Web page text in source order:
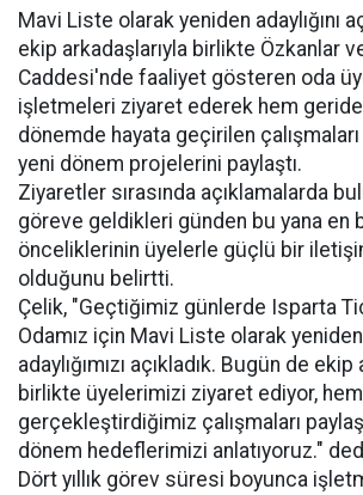
Mavi Liste olarak yeniden adaylığını
ekip arkadaşlarıyla birlikte Özkanlar
Caddesi'nde faaliyet gösteren oda
işletmeleri ziyaret ederek hem geride
dönemde hayata geçirilen
yeni dönem projelerini paylaştı.
Ziyaretler sırasında açıklamalarda
göreve geldikleri günden bu yana en
önceliklerinin üyelerle güçlü bir
olduğunu belirtti.
Çelik, "Geçtiğimiz günlerde Isparta
Odamız için Mavi Liste olarak
adaylığımızı açıkladık. Bugün de
birlikte üyelerimizi ziyaret ediyor,
gerçekleştirdiğimiz çalışmaları
dönem hedeflerimizi anlatıyoruz."
Dört yıllık görev süresi boyunca